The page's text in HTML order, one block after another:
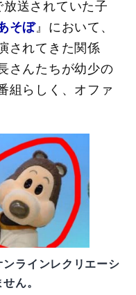
送されていた子
そぼ』において、
されてきた関係
さんたちが幼少の
組らしく、オファ
ラインレクリエーシ
ん。